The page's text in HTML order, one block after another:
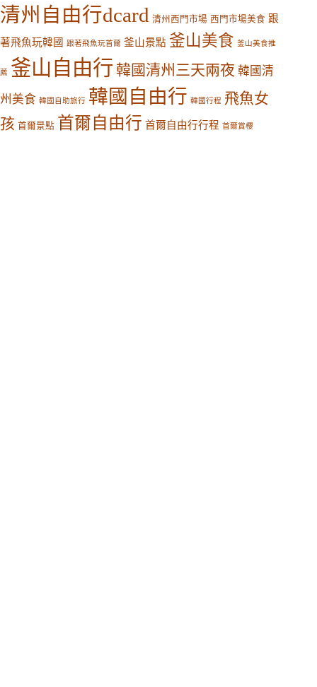
清州自由行dcard 清州西門市場 西門市場美食 跟
著飛魚玩韓國 跟著飛魚玩首爾 釜山景點 釜山美食 釜山美食推
薦 釜山自由行 韓國清州三天兩夜 韓國清
州美食 韓國自助旅行 韓國自由行 韓國行程 飛魚女
孩 首爾景點 首爾自由行 首爾自由行行程 首爾賞櫻